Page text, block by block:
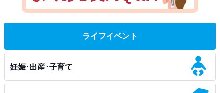
ライフイベント
妊娠･出産･子育て